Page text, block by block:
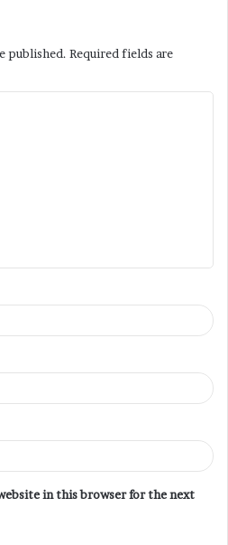
published. Required fields are
in this browser for the next